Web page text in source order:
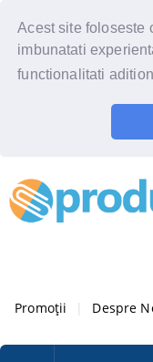
Acest site foloseste
imbunatati
functionalitati
Promoții Despre